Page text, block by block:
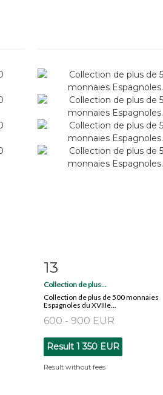
13
Collection de plus...
Collection de plus de 500 monnaies
Espagnoles du XVIIIe...
600 - 900 EUR
Result 1 350 EUR
Result without fees